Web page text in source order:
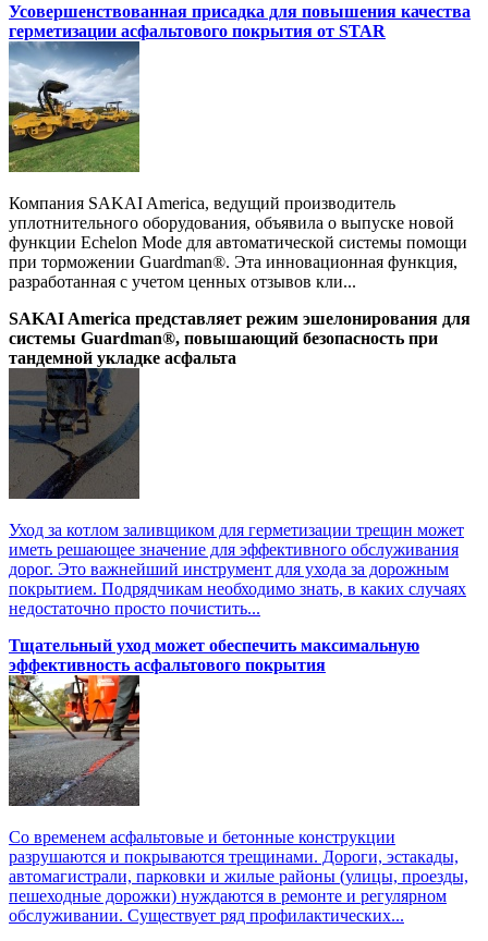
Усовершенствованная присадка для повышения качества
герметизации асфальтового покрытия от STAR
Компания SAKAI America, ведущий производитель
уплотнительного оборудования, объявила о выпуске новой
функции Echelon Mode для автоматической системы помощи
при торможении Guardman®. Эта инновационная функция,
разработанная с учетом ценных отзывов кли...
SAKAI America представляет режим эшелонирования для
системы Guardman®, повышающий безопасность при
тандемной укладке асфальта
Уход за котлом заливщиком для герметизации трещин может
иметь решающее значение для эффективного обслуживания
дорог. Это важнейший инструмент для ухода за дорожным
покрытием. Подрядчикам необходимо знать, в каких случаях
недостаточно просто почистить...
Тщательный уход может обеспечить максимальную
эффективность асфальтового покрытия
Со временем асфальтовые и бетонные конструкции
разрушаются и покрываются трещинами. Дороги, эстакады,
автомагистрали, парковки и жилые районы (улицы, проезды,
пешеходные дорожки) нуждаются в ремонте и регулярном
обслуживании. Существует ряд профилактических...